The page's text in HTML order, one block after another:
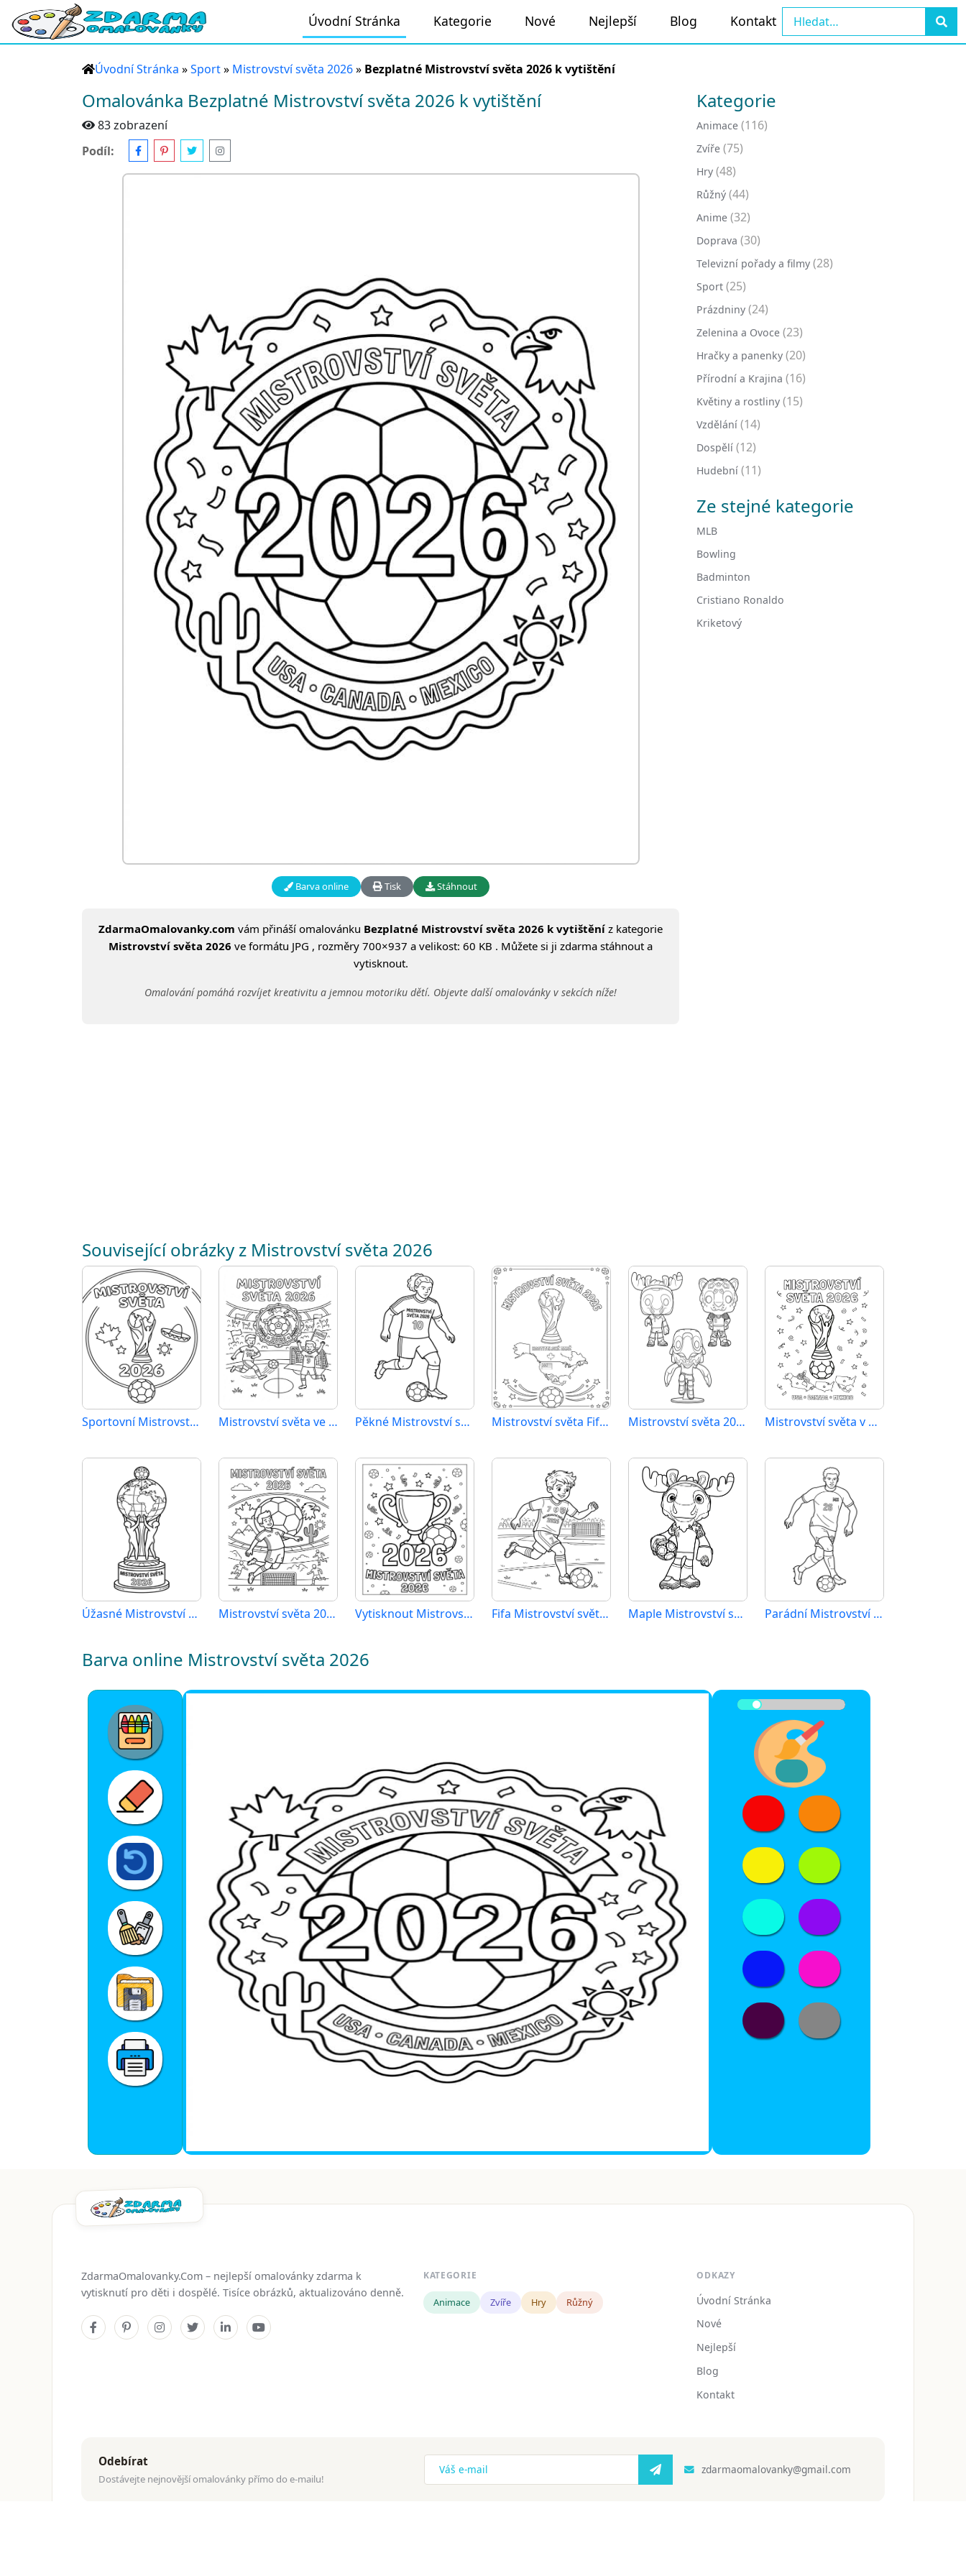
Úvodní Stránka Kategorie Nové Nejlepší Blog Kontakt
Úvodní Stránka »Sport» Mistrovství světa 2026» Bezplatné Mistrovství světa 2026 k vytištění
Omalovánka Bezplatné Mistrovství světa 2026 k vytištění
83 zobrazení
Podíl:
Barva online Tisk Stáhnout
ZdarmaOmalovanky.com vám přináší omalovánku Bezplatné Mistrovství světa 2026 k vytištění z kategorie
Mistrovství světa 2026 ve formátu JPG , rozměry 700×937 a velikost: 60 KB . Můžete si ji zdarma stáhnout a
vytisknout.
Omalování pomáhá rozvíjet kreativitu a jemnou motoriku dětí. Objevte další omalovánky v sekcích níže!
Kategorie
Animace (116)
Zvíře (75)
Hry (48)
Růžný (44)
Anime (32)
Doprava (30)
Televizní pořady a filmy (28)
Sport (25)
Prázdniny (24)
Zelenina a Ovoce (23)
Hračky a panenky (20)
Přírodní a Krajina (16)
Květiny a rostliny (15)
Vzdělání (14)
Dospělí (12)
Hudební (11)
Ze stejné kategorie
MLB
Bowling
Badminton
Cristiano Ronaldo
Kriketový
Související obrázky z Mistrovství světa 2026
Sportovní Mistrovství světa 2026 Mistrovství světa ve fotbale 2026 Pěkné Mistrovství světa 2026 Mistrovství světa Fifa 2026 Mistrovství světa 2026 tisknutelné Mistrovství světa v oblasti sportu 2026
Úžasné Mistrovství světa 2026 Mistrovství světa 2026 k vytisknutí Vytisknout Mistrovství světa 2026 Fifa Mistrovství světa 2026 Maple Mistrovství světa 2026 Parádní Mistrovství světa 2026
Barva online Mistrovství světa 2026
ZdarmaOmalovanky.Com – nejlepší omalovánky zdarma k
vytisknutí pro děti i dospělé. Tisíce obrázků, aktualizováno denně.
KATEGORIE
Animace Zvíře Hry Růžný
ODKAZY
Úvodní Stránka
Nové
Nejlepší
Blog
Kontakt
Odebírat
Dostávejte nejnovější omalovánky přímo do e-mailu!
zdarmaomalovanky@gmail.com